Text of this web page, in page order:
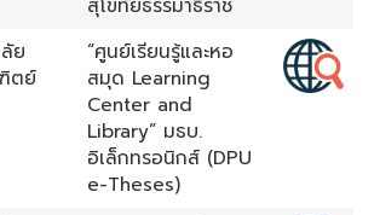
สุโขทัยธรรมาธิราช
ย
ตย์
“ศูนย์เรียนรู้และหอ
สมุด Learning
Center and
Library” มธบ.
อิเล็กทรอนิกส์ (DPU
e-Theses)